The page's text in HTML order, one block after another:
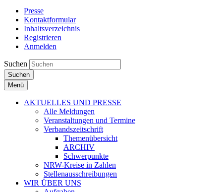
Presse
Kontaktformular
Inhaltsverzeichnis
Registrieren
Anmelden
Suchen
Suchen
Menü
AKTUELLES UND PRESSE
Alle Meldungen
Veranstaltungen und Termine
Verbandszeitschrift
Themenübersicht
ARCHIV
Schwerpunkte
NRW-Kreise in Zahlen
Stellenausschreibungen
WIR ÜBER UNS